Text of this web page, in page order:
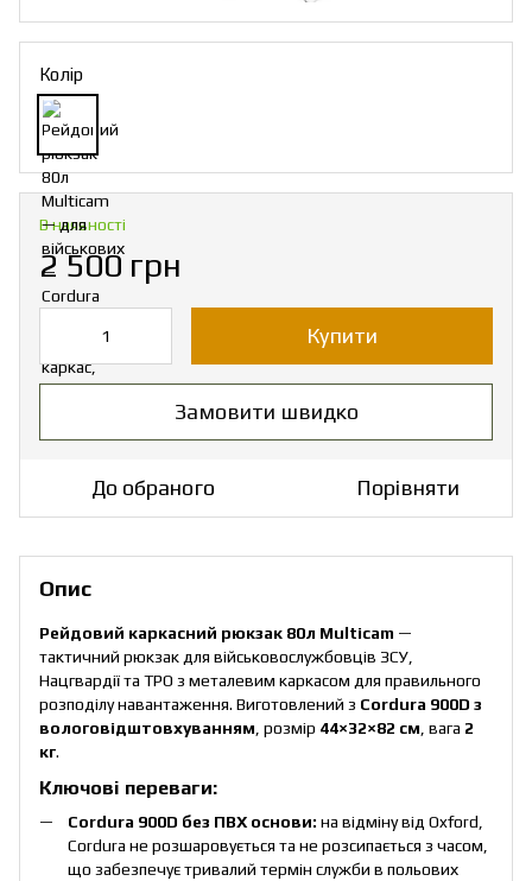
Колір
В наявності
2 500 грн
Купити
Замовити швидко
До обраного Порівняти
Опис
Рейдовий каркасний рюкзак 80л Multicam —
тактичний рюкзак для військовослужбовців ЗСУ,
Нацгвардії та ТРО з металевим каркасом для правильного
розподілу навантаження. Виготовлений з Cordura 900D з
вологовідштовхуванням , розмір 44×32×82 см , вага 2
кг.
Ключові переваги:
Cordura 900D без ПВХ основи: на відміну від Oxford,
Cordura не розшаровується та не розсипається з часом,
що забезпечує тривалий термін служби в польових